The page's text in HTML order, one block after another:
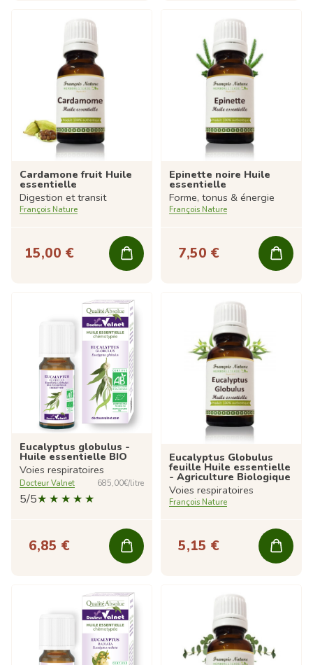
Cardamone fruit Huile
essentielle
Digestion et transit
François Nature
15,00 €
Epinette noire Huile
essentielle
Forme, tonus & énergie
François Nature
7,50 €
Eucalyptus globulus -
Huile essentielle BIO
Voies respiratoires
Docteur Valnet 685,00€/litre
5/5
6,85 €
Eucalyptus Globulus
feuille Huile essentielle
- Agriculture Biologique
Voies respiratoires
François Nature
5,15 €